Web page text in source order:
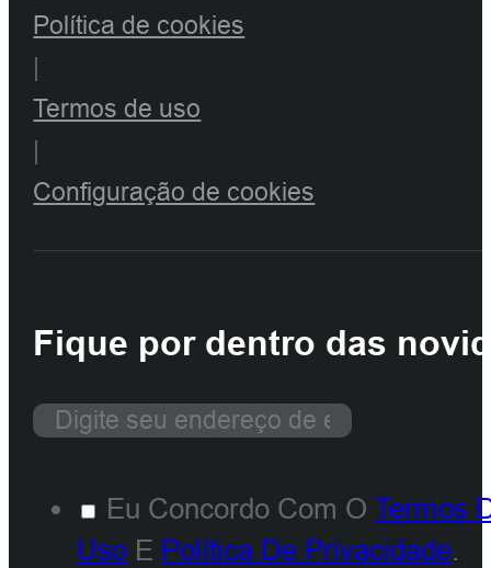
Política de cookies
Termos de uso
Configuração de cookies
Fique por dentro das
Eu Concordo Com OTermos
Uso E Política De Privacidade.